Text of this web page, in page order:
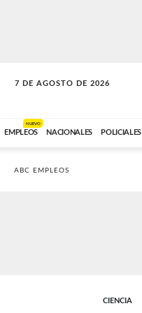
7 DE AGOSTO DE 2026
A DE LA TARDE
EMPLEOS
NUEVO
NACIONALES POLICIALES
ABC EMPLEOS
CIENCIA